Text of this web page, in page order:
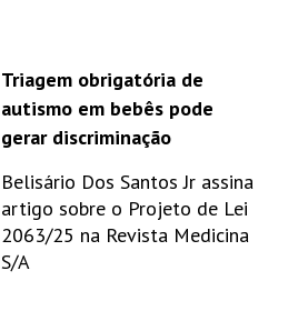
Triagem obrigatória de
autismo em bebês pode
gerar discriminação
Belisário Dos Santos Jr assina
artigo sobre o Projeto de Lei
2063/25 na Revista Medicina
S/A